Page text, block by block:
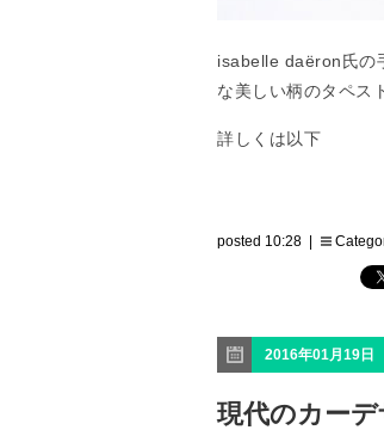
isabelle daëron氏の
な美しい柄のタペス
詳しくは以下
posted 10:28 |
2016年01月19日
現代のカーデ